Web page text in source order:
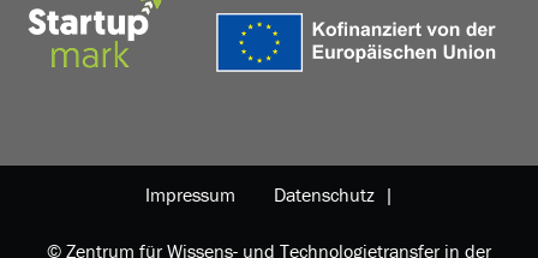
Impressum Datenschutz |
© Zentrum für Wissens- und Technologietransfer in der